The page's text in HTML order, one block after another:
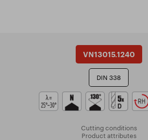
VN13015.1240
DIN 338
Cutting conditions
Product attributes